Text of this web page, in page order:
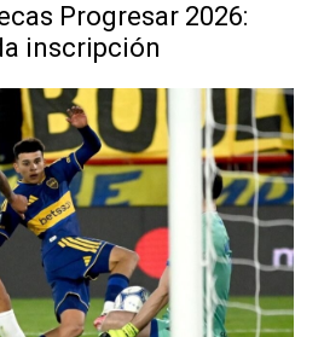
Progresar 2026:
inscripción